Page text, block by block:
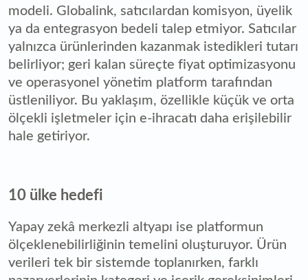
modeli. Globalink, satıcılardan komisyon, üyelik
ya da entegrasyon bedeli talep etmiyor. Satıcılar
yalnızca ürünlerinden kazanmak istedikleri tutarı
belirliyor; geri kalan süreçte fiyat optimizasyonu
ve operasyonel yönetim platform tarafından
üstleniliyor. Bu yaklaşım, özellikle küçük ve orta
ölçekli işletmeler için e-ihracatı daha erişilebilir
hale getiriyor.
10 ülke hedefi
Yapay zekâ merkezli altyapı ise platformun
ölçeklenebilirliğinin temelini oluşturuyor. Ürün
verileri tek bir sistemde toplanırken, farklı